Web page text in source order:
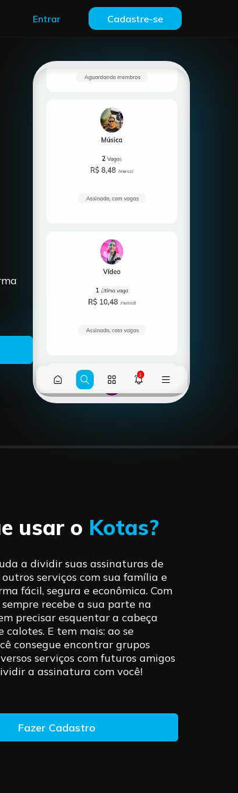
Entrar Cadastre-se
usar o Kotas?
a dividir suas assinaturas de
serviços com sua família e
fácil, segura e econômica. Com
sempre recebe a sua parte na
precisar esquentar a cabeça
calotes. E tem mais: ao se
consegue encontrar grupos
serviços com futuros amigos
a assinatura com você!
Fazer Cadastro